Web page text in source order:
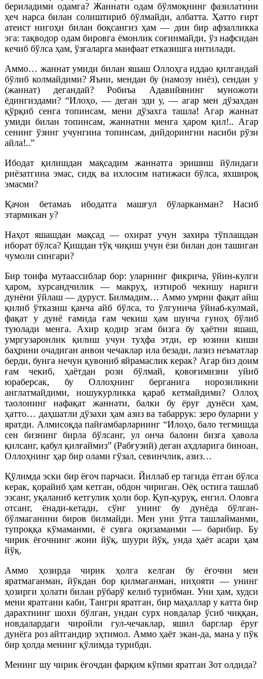
бериладими одамга? Жаннати одам бўлмоқнинг фазилатини
ҳеч нарса билан солиштириб бўлмайди, албатта. Ҳатто ғирт
атеист нигоҳи билан боқсангиз ҳам — дин бир афзалликка
эга: тақводор одам бировга ёмонлик соғинмайди, ўз нафсидан
кечиб бўлса ҳам, ўзгаларга манфаат етказишга интилади.
Аммо… жаннат умиди билан яшаш Оллоҳга иддао қилгандай
бўлиб колмайдими? Яъни, мендан бу (намозу ниёз), сендан у
(жаннат) дегандай? Робиъа Адавийянинг муножоти
ёдингиздами? “Илоҳо, — деган эди у, — агар мен дўзахдан
қўрқиб сенга топинсам, мени дўзахга ташла! Агар жаннат
умиди билан топинсам, жаннатни менга ҳаром қил!.. Агар
сенинг ўзинг учунгина топинсам, дийдорингни насиби рўзи
айла!..”
Ибодат қилишдан мақсадим жаннатга эришиш йўлидаги
риёзатгина эмас, сидқ ва ихлосим натижаси бўлса, яхшироқ
эмасми?
Қачон бетамаъ ибодатга машғул бўларканман? Насиб
этармикан у?
Наҳот яшашдан мақсад — охират учун захира тўплашдан
иборат бўлса? Қишдан тўқ чиқиш учун ёзи билан дон ташиган
чумоли сингари?
Бир тоифа мутаассиблар бор: уларнинг фикрича, ўйин-кулги
ҳаром, хурсандчилик — макруҳ, изтироб чекишу нариги
дунёни ўйлаш — дуруст. Билмадим… Аммо умрни фақат айш
қилиб ўтказиш қанча айб бўлса, то ўлгунича ўйнаб-кулмай,
фақат у дунё ғамида ғам чекиш ҳам шунча гуноҳ бўлиб
туюлади менга. Ахир қодир эгам бизга бу ҳаётни яшаш,
умргузаронлик қилиш учун туҳфа этди, ер юзини киши
баҳрини очадиган анвои чечаклар ила безади, лазиз неъматлар
берди, бунга нечун қувониб яйрамаслик керак? Агар биз доим
ғам чекиб, ҳаётдан рози бўлмай, қовоғимизни уйиб
юраберсак, бу Оллоҳнинг берганига норозиликни
англатмайдими, ношукурликка қараб кетмайдими? Оллоҳ
таолонинг нафақат жаннати, балки бу ёруғ дунёси ҳам,
ҳатто… даҳшатли дўзахи ҳам азиз ва табаррук: зеро буларни у
яратди. Алмисоқда пайғамбарларнинг “Илоҳо, бало тегмишда
сен бизнинг бирла бўлсанг, ул онча балони бизга ҳавола
қилсанг, қабул қилғаймиз” (Рабғузий) деган ахдларига биноан,
Оллоҳнинг ҳар бир олами гўзал, севинчлик, азиз…
Қўлимда эски бир ёғоч парчаси. Йиллаб ер тагида ётган бўлса
керак, қорайиб ҳам кетган, обдон чириган. Оёқ остига ташлаб
эзсанг, уқаланиб кетгулик ҳоли бор. Қуп-қуруқ, енгил. Оловга
отсанг, ёнади-кетади, сўнг унинг бу дунёда бўлган-
бўлмаганини биров билмайди. Мен уни ўтга ташлайманми,
тупроққа кўмаманми, ё сувга оқизаманми — барибир. Бу
чирик ёғочнинг жони йўқ, шуури йўқ, унда ҳаёт асари ҳам
йўқ.
Аммо ҳозирда чирик ҳолга келган бу ёғочни мен
яратмаганман, йўкдан бор қилмаганман, ниҳояти — унинг
ҳозирги ҳолати билан рўбарў келиб турибман. Уни ҳам, худси
мени яратгани каби, Тангри яратган, бир маҳаллар у катта бир
дарахтнинг шохи бўлган, ундан сурх новдалар ўсиб чиққан,
новдалардаги чиройли гул-чечаклар, яшил барглар ёруғ
дунёга роз айтгандир эҳтимол. Аммо ҳаёт экан-да, мана у пўк
бир ҳолда менинг қўлимда турибди.
Менинг шу чирик ёғочдан фарқим кўпми яратган Зот олдида?